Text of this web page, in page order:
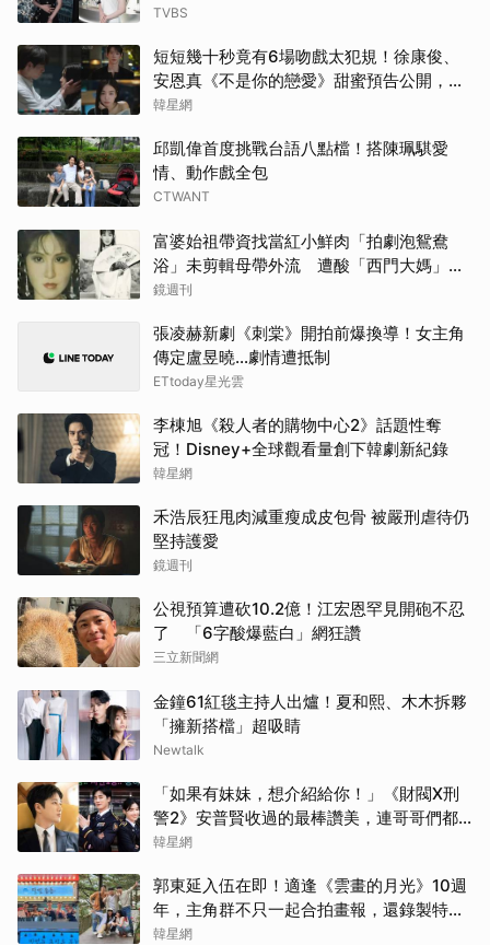
申惠
楊洋
TVBS
短短幾十秒竟有6場吻戲太犯規！徐康俊、
安恩真《不是你的戀愛》甜蜜預告公開，網
友直呼：太期待了！
韓星網
邱凱偉首度挑戰台語八點檔！搭陳珮騏愛
情、動作戲全包
CTWANT
富婆始祖帶資找當紅小鮮肉「拍劇泡鴛鴦
浴」未剪輯母帶外流 遭酸「西門大媽」真
實年齡曝
鏡週刊
張凌赫新劇《刺棠》開拍前爆換導！女主角
傳定盧昱曉…劇情遭抵制
ETtoday星光雲
李棟旭《殺人者的購物中心2》話題性奪
冠！Disney+全球觀看量創下韓劇新紀錄
韓星網
禾浩辰狂甩肉減重瘦成皮包骨 被嚴刑虐待仍
堅持護愛
鏡週刊
公視預算遭砍10.2億！江宏恩罕見開砲不忍
了 「6字酸爆藍白」網狂讚
三立新聞網
金鐘61紅毯主持人出爐！夏和熙、木木拆夥
「擁新搭檔」超吸睛
Newtalk
「如果有妹妹，想介紹給你！」《財閥X刑
警2》安普賢收過的最棒讚美，連哥哥們都
認證的好品格～
韓星網
郭東延入伍在即！適逢《雲畫的月光》10週
年，主角群不只一起合拍畫報，還錄製特別
節目
韓星網